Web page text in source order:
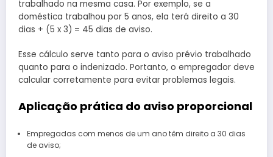
trabalhado na mesma casa. Por exemplo, se a
doméstica trabalhou por 5 anos, ela terá direito a 30
dias + (5 x 3) = 45 dias de aviso.
Esse cálculo serve tanto para o aviso prévio trabalhado
quanto para o indenizado. Portanto, o empregador deve
calcular corretamente para evitar problemas legais.
Aplicação prática do aviso proporcional
Empregadas com menos de um ano têm direito a 30 dias
de aviso;